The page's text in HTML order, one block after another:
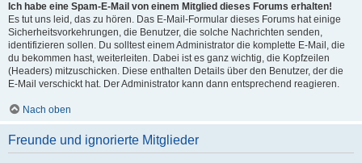
Ich habe eine Spam-E-Mail von einem Mitglied dieses Forums erhalten!
Es tut uns leid, das zu hören. Das E-Mail-Formular dieses Forums hat einige
Sicherheitsvorkehrungen, die Benutzer, die solche Nachrichten senden,
identifizieren sollen. Du solltest einem Administrator die komplette E-Mail, die
du bekommen hast, weiterleiten. Dabei ist es ganz wichtig, die Kopfzeilen
(Headers) mitzuschicken. Diese enthalten Details über den Benutzer, der die
E-Mail verschickt hat. Der Administrator kann dann entsprechend reagieren.
Nach oben
Freunde und ignorierte Mitglieder